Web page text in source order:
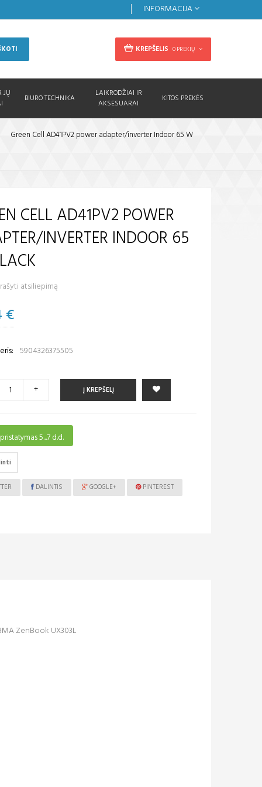
INFORMACIJA
KREPŠELIS 0 PREKIŲ
JŲ
BIURO TECHNIKA
LAIKRODŽIAI IR
AKSESUARAI
KITOS PREKĖS
Green Cell AD41PV2 power adapter/inverter Indoor 65 W
CELL AD41PV2 POWER
INVERTER INDOOR 65
atsiliepimą
€
5904326375505
+ Į KREPŠELĮ
5...7 d.d.
DALINTIS GOOGLE+ PINTEREST
ZenBook UX303L